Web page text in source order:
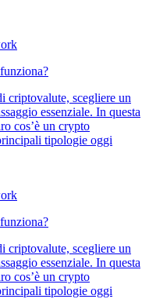
criptovalute, scegliere un
essenziale. In questa
cos’è un crypto
tipologie oggi
criptovalute, scegliere un
essenziale. In questa
cos’è un crypto
tipologie oggi